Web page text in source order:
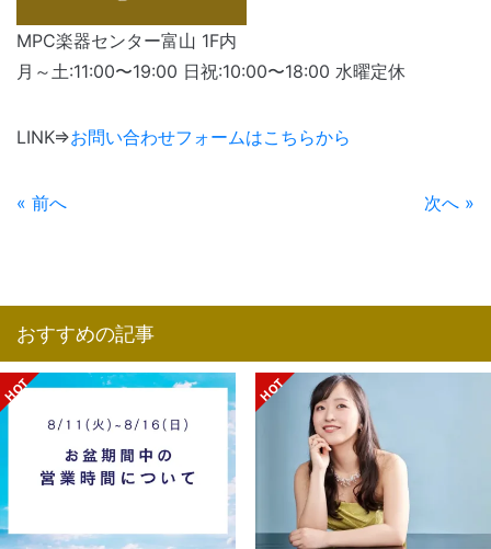
MPC楽器センター富山 1F内
月～土:11:00〜19:00 日祝:10:00〜18:00 水曜定休
LINK⇒お問い合わせフォームはこちらから
« 前へ 次へ »
おすすめの記事